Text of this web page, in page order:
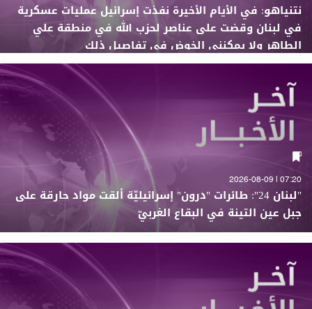
نتنياهو: في الأيام الأخيرة نفذت إسرائيل عمليات عسكرية
في لبنان وقضت على عناصر لحزب الله في منطقة علي
الطاهر ولا يمكنني الخوض في تفاصيل ذلك
07:20 | 2026-08-09
"لبنان 24": طائرات "درون" إسرائيليّة ألقت مواد حارقة على
جبل عين التينة في البقاع الغربيّ